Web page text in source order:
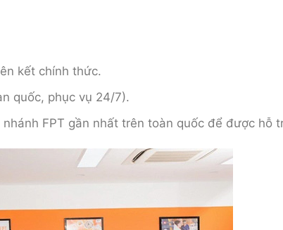
kết chính thức.
quốc, phục vụ 24/7).
FPT gần nhất trên toàn quốc để được hỗ